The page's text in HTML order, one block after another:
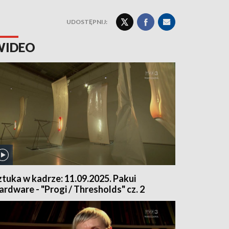
UDOSTĘPNIJ:
w kadrze: 11.09.2025. Pakui
- "Progi / Thresholds" cz. 2